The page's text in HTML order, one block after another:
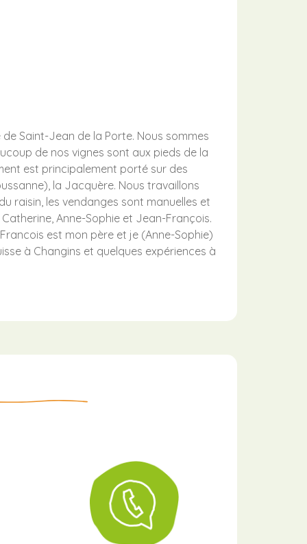
Saint-Jean de la Porte. Nous sommes
de nos vignes sont aux pieds de la
est principalement porté sur des
la Jacquère. Nous travaillons
raisin, les vendanges sont manuelles et
Anne-Sophie et Jean-François.
est mon père et je (Anne-Sophie)
à Changins et quelques expériences à